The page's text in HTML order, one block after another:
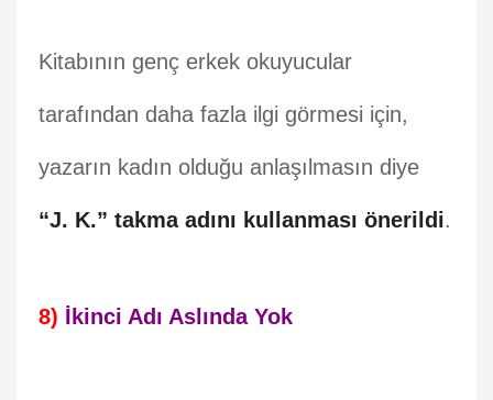
Kitabının genç erkek okuyucular
tarafından daha fazla ilgi görmesi için,
yazarın kadın olduğu anlaşılmasın diye
“J. K.” takma adını kullanması önerildi.
8) İkinci Adı Aslında Yok